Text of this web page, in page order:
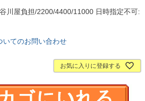
川屋負担/2200/4400/11000 日時指定不可:
いてのお問い合わせ
お気に入りに登録する